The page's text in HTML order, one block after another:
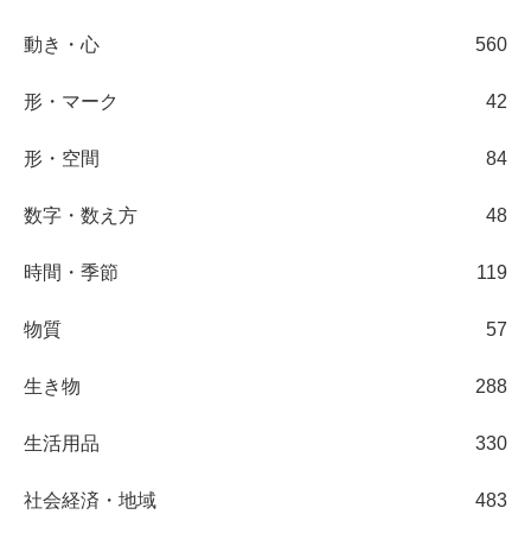
動き・心 560
形・マーク 42
形・空間 84
数字・数え方 48
時間・季節 119
物質 57
生き物 288
生活用品 330
社会経済・地域 483